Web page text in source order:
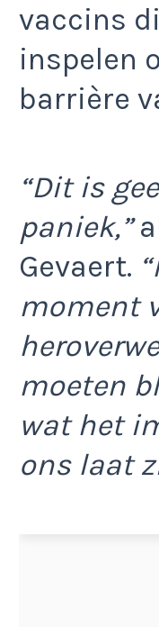
vaccins
inspelen
barrière
“Dit is
paniek,”
Gevaert.
moment
moeten
wat het
ons laat